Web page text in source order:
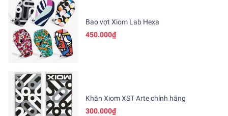
Bao vợt Xiom Lab Hexa
450.000₫
Khăn Xiom XST Arte chính hãng
300.000₫